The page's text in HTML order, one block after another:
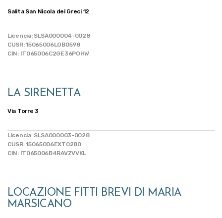
Salita San Nicola dei Greci 12
Licencia: SLSA000004-0028
CUSR: 15065006LOB0598
CIN: IT065006C2GE36POHW
LA SIRENETTA
Via Torre 3
Licencia: SLSA000003-0028
CUSR: 15065006EXT0280
CIN: IT065006B4RAVZVVKL
LOCAZIONE FITTI BREVI DI MARIA
MARSICANO